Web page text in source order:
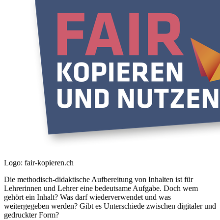
Logo: fair-kopieren.ch
Die methodisch-didaktische Aufbereitung von Inhalten ist für
Lehrerinnen und Lehrer eine bedeutsame Aufgabe. Doch wem
gehört ein Inhalt? Was darf wiederverwendet und was
weitergegeben werden? Gibt es Unterschiede zwischen digitaler und
gedruckter Form?